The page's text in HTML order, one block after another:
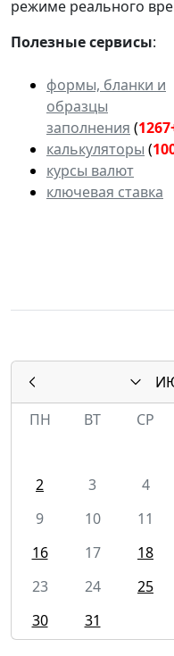
режиме реального
Полезные сервисы:
формы, бланки и
образцы
заполнения (
калькуляторы (
курсы валют
ключевая ставка
ПН
ВТ СР
2
3 4
9
10 11
16
17 18
23
24 25
30
31